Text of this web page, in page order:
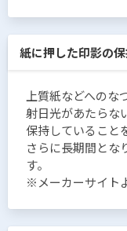
紙に押した印影の
上質紙などへのな
射日光があたらな
保持していること
さらに長期間とな
す。
※メーカーサイト